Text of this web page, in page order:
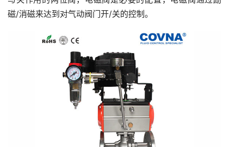
磁/消磁来达到对气动阀门开/关的控制。